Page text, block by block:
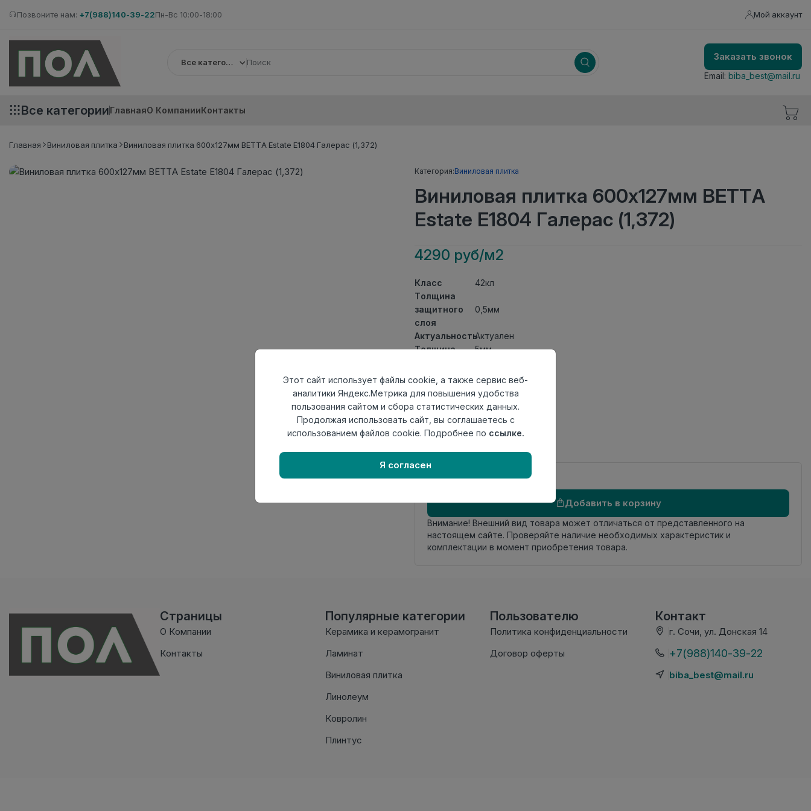
Позвоните нам: +7(988)140-39-22Пн-Вс 10:00-18:00 Мой аккаунт
Все категории
Заказать звонок
Email: biba_best@mail.ru
Все категорииГлавнаяО КомпанииКонтакты
Главная Виниловая плитка Виниловая плитка 600x127мм BETTA Estate E1804 Галерас (1,372)
Категория:Виниловая плитка
Виниловая плитка 600x127мм BETTA
Estate E1804 Галерас (1,372)
4290 руб/м2
Класс
42кл
Толщина
защитного
слоя
0,5мм
АктуальностьАктуален
Толщина
5мм
доски
до +27 градусов
укладки
Замковый метод
Фаска
происхождения
Осталось48 упак
Добавить в корзину
Внимание! Внешний вид товара может отличаться от представленного на
настоящем сайте. Проверяйте наличие необходимых характеристик и
комплектации в момент приобретения товара.
Страницы
О Компании
Контакты
Популярные категории
Керамика и керамогранит
Ламинат
Виниловая плитка
Линолеум
Ковролин
Плинтус
Пользователю
Политика конфиденциальности
Договор оферты
Контакт
г. Сочи, ул. Донская 14
+7(988)140-39-22
biba_best@mail.ru
Этот сайт использует файлы cookie, а также сервис веб-
аналитики Яндекс.Метрика для повышения удобства
пользования сайтом и сбора статистических данных.
Продолжая использовать сайт, вы соглашаетесь с
использованием файлов cookie. Подробнее по ссылке.
Я согласен